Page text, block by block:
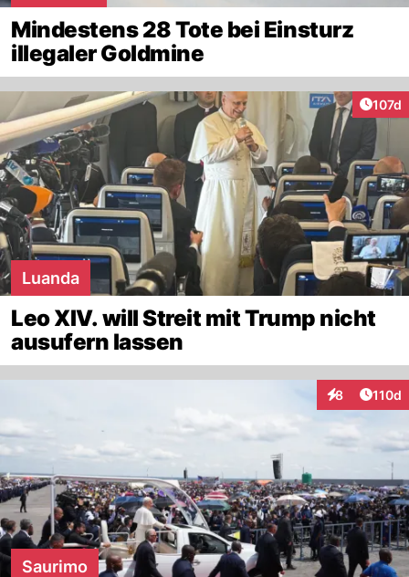
Mindestens 28 Tote bei Einsturz
illegaler Goldmine
107d
Luanda
Leo XIV. will Streit mit Trump nicht
ausufern lassen
8
Interaktionen
110d
Saurimo